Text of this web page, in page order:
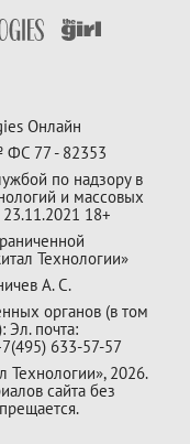
Онлайн
ФС 77 - 82353
по надзору в
и массовых
18+
Технологии»
А. С.
органов (в том
Эл. почта:
633-57-57
2026.
сайта без